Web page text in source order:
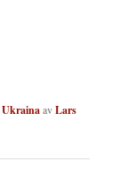
UkrainaavLars